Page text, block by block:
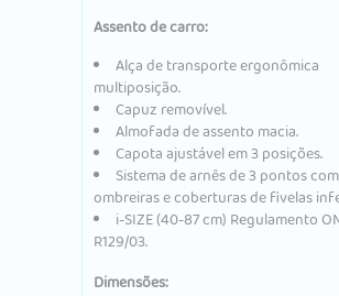
Assento de carro:
Alça de transporte ergonômica
multiposição.
Capuz removível.
Almofada de assento macia.
Capota ajustável em 3 posições.
Sistema de arnês de 3 pontos com
ombreiras e coberturas de fivelas
i-SIZE (40-87 cm) Regulamento
R129/03.
Dimensões: